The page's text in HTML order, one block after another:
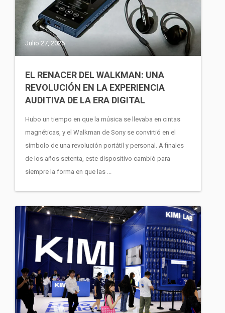
Julio 27, 2026
EL RENACER DEL WALKMAN: UNA
REVOLUCIÓN EN LA EXPERIENCIA
AUDITIVA DE LA ERA DIGITAL
Hubo un tiempo en que la música se llevaba en cintas
magnéticas, y el Walkman de Sony se convirtió en el
símbolo de una revolución portátil y personal. A finales
de los años setenta, este dispositivo cambió para
siempre la forma en que las ...